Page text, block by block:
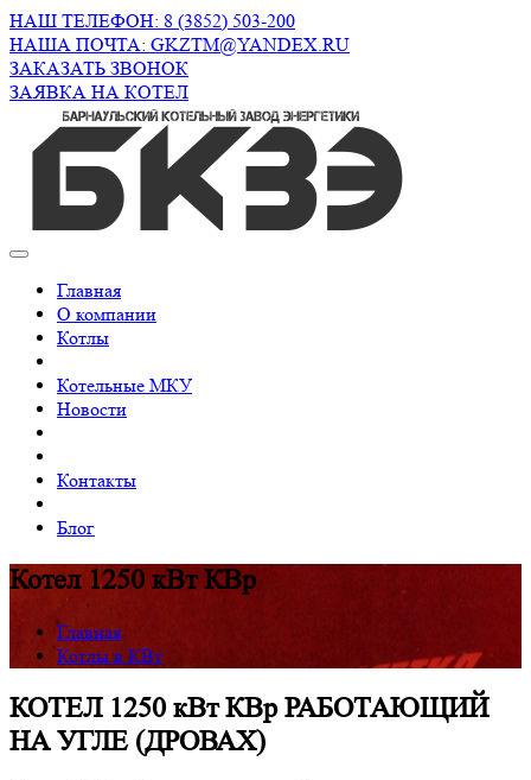
НАШ ТЕЛЕФОН: 8 (3852) 503-200
НАША ПОЧТА: GKZTM@YANDEX.RU
ЗАКАЗАТЬ ЗВОНОК
ЗАЯВКА НА КОТЕЛ
Главная
О компании
Котлы
Котельные МКУ
Новости
Контакты
Блог
Котел 1250 кВт КВр
Главная
Котлы в КВт
КОТЕЛ 1250 кВт КВр РАБОТАЮЩИЙ
НА УГЛЕ (ДРОВАХ)